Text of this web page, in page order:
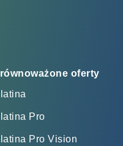
oferty
Pro
Pro Vision